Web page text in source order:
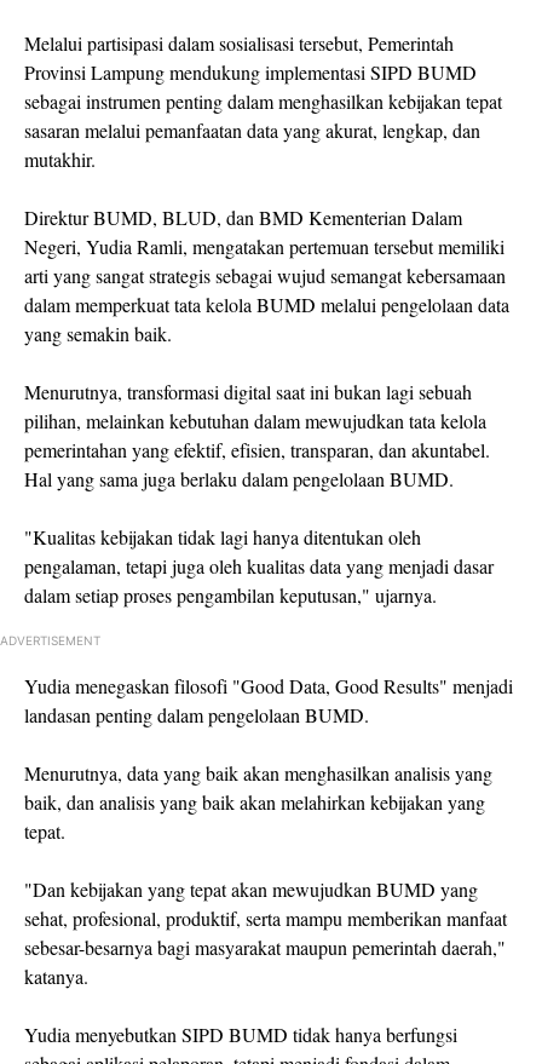
Melalui partisipasi dalam sosialisasi tersebut, Pemerintah
Provinsi Lampung mendukung implementasi SIPD BUMD
sebagai instrumen penting dalam menghasilkan kebijakan tepat
sasaran melalui pemanfaatan data yang akurat, lengkap, dan
mutakhir.
Direktur BUMD, BLUD, dan BMD Kementerian Dalam
Negeri, Yudia Ramli, mengatakan pertemuan tersebut memiliki
arti yang sangat strategis sebagai wujud semangat kebersamaan
dalam memperkuat tata kelola BUMD melalui pengelolaan data
yang semakin baik.
Menurutnya, transformasi digital saat ini bukan lagi sebuah
pilihan, melainkan kebutuhan dalam mewujudkan tata kelola
pemerintahan yang efektif, efisien, transparan, dan akuntabel.
Hal yang sama juga berlaku dalam pengelolaan BUMD.
"Kualitas kebijakan tidak lagi hanya ditentukan oleh
pengalaman, tetapi juga oleh kualitas data yang menjadi dasar
dalam setiap proses pengambilan keputusan," ujarnya.
ADVERTISEMENT
Yudia menegaskan filosofi "Good Data, Good Results" menjadi
landasan penting dalam pengelolaan BUMD.
Menurutnya, data yang baik akan menghasilkan analisis yang
baik, dan analisis yang baik akan melahirkan kebijakan yang
tepat.
"Dan kebijakan yang tepat akan mewujudkan BUMD yang
sehat, profesional, produktif, serta mampu memberikan manfaat
sebesar-besarnya bagi masyarakat maupun pemerintah daerah,"
katanya.
Yudia menyebutkan SIPD BUMD tidak hanya berfungsi